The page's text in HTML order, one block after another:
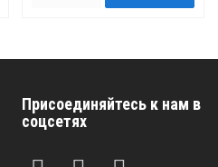
Присоединяйтесь к нам в
соцсетях